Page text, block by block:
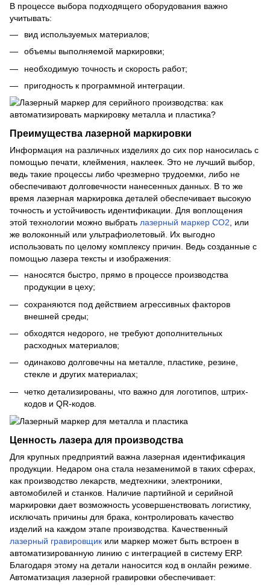
В процессе выбора подходящего оборудования важно
учитывать:
вид используемых материалов;
объемы выполняемой маркировки;
необходимую точность и скорость работ;
пригодность к программной интеграции.
Преимущества лазерной маркировки
Информация на различных изделиях до сих пор наносилась с
помощью печати, клеймения, наклеек. Это не лучший выбор,
ведь такие процессы либо чрезмерно трудоемки, либо не
обеспечивают долговечности нанесенных данных. В то же
время лазерная маркировка деталей обеспечивает высокую
точность и устойчивость идентификации. Для воплощения
этой технологии можно выбрать лазерный маркер CO2 , или
же волоконный или ультрафиолетовый. Их выгодно
использовать по целому комплексу причин. Ведь созданные с
помощью лазера тексты и изображения:
наносятся быстро, прямо в процессе производства
продукции в цеху;
сохраняются под действием агрессивных факторов
внешней среды;
обходятся недорого, не требуют дополнительных
расходных материалов;
одинаково долговечны на металле, пластике, резине,
стекле и других материалах;
четко детализированы, что важно для логотипов, штрих-
кодов и QR-кодов.
Ценность лазера для производства
Для крупных предприятий важна лазерная идентификация
продукции. Недаром она стала незаменимой в таких сферах,
как производство лекарств, медтехники, электроники,
автомобилей и станков. Наличие партийной и серийной
маркировки дает возможность усовершенствовать логистику,
исключать причины для брака, контролировать качество
изделий на каждом этапе производства. Качественный
лазерный гравировщик или маркер может быть встроен в
автоматизированную линию с интеграцией в систему ERP.
Благодаря этому на детали наносится код в онлайн режиме.
Автоматизация лазерной гравировки обеспечивает: